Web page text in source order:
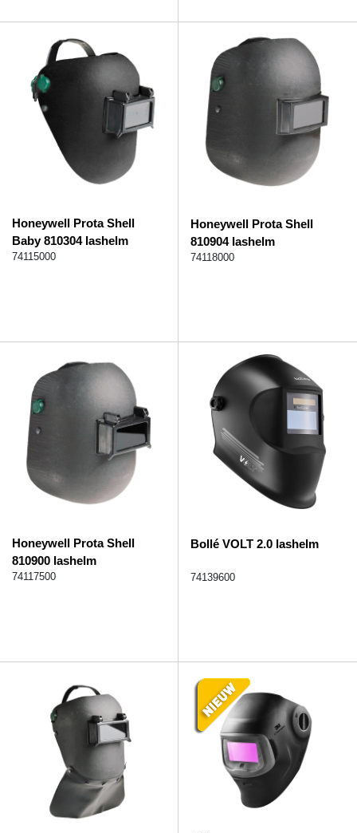
Honeywell Prota Shell
Baby 810304 lashelm
74115000
Honeywell Prota Shell
810904 lashelm
74118000
Honeywell Prota Shell
810900 lashelm
74117500
Bollé VOLT 2.0 lashelm
74139600